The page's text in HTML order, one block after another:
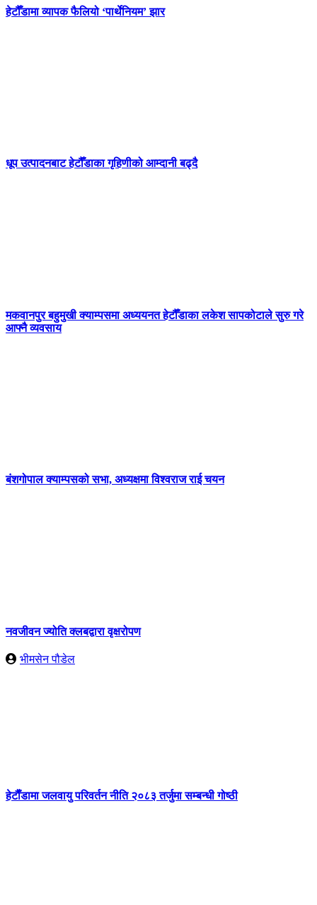
हेटौँडामा व्यापक फैलियो ‘पार्थेनियम’ झार
धूप उत्पादनबाट हेटौँडाका गृहिणीको आम्दानी बढ्दै
मकवानपुर बहुमुखी क्याम्पसमा अध्ययनत हेटौँडाका लकेश सापकोटाले सुरु गरे
आफ्नै व्यवसाय
बंशगोपाल क्याम्पसको सभा, अध्यक्षमा विश्वराज राई चयन
नवजीवन ज्योति क्लबद्वारा वृक्षरोपण
भीमसेन पौडेल
हेटाैँडामा जलवायु परिवर्तन नीति २०८३ तर्जुमा सम्बन्धी गोष्ठी